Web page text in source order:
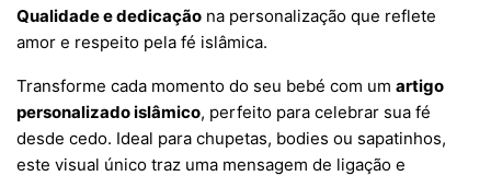
Qualidade e dedicação na personalização que reflete
amor e respeito pela fé islâmica.
Transforme cada momento do seu bebé com um artigo
personalizado islâmico, perfeito para celebrar sua fé
desde cedo. Ideal para chupetas, bodies ou sapatinhos,
este visual único traz uma mensagem de ligação e